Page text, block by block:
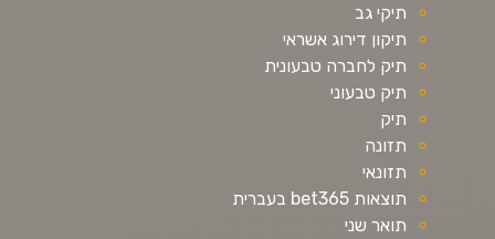
תיקי גב
תיקון דירוג אשראי
תיק לחברה טבעונית
תיק טבעוני
תיק
תזונה
תזונאי
תוצאות bet365 בעברית
תואר שני